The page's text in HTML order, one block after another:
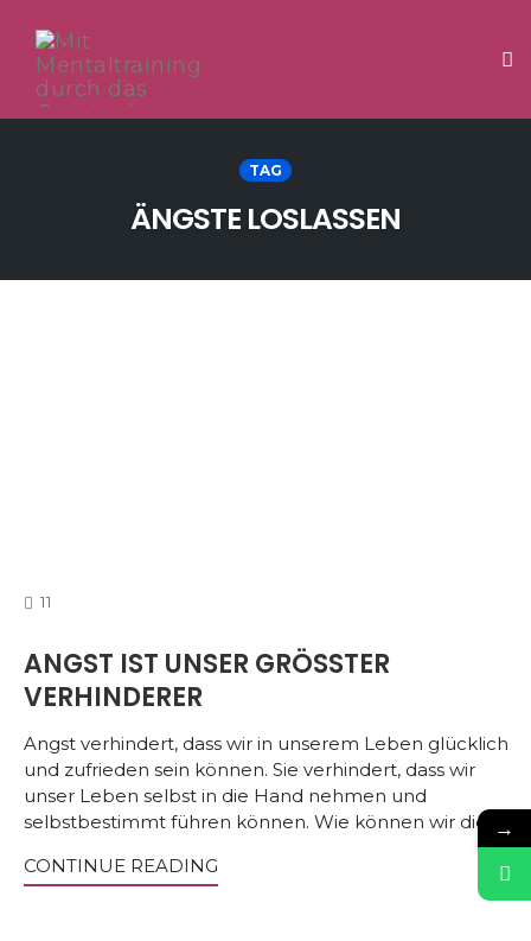
TAG
ÄNGSTE LOSLASSEN
11
ANGST IST UNSER GRÖSSTER V
ERHINDERER
Angst verhindert, dass wir in unserem Leben glücklich
und zufrieden sein können. Sie verhindert, dass wir
unser Leben selbst in die Hand nehmen und
selbstbestimmt führen können. Wie können wir diese
CONTINUE READING
→